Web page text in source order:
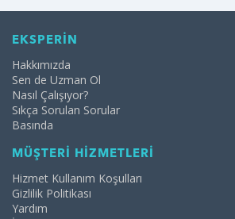
EKSPERİN
Hakkımızda
Sen de Uzman Ol
Nasıl Çalışıyor?
Sıkça Sorulan Sorular
Basında
MÜŞTERİ HİZMETLERİ
Hizmet Kullanım Koşulları
Gizlilik Politikası
Yardım